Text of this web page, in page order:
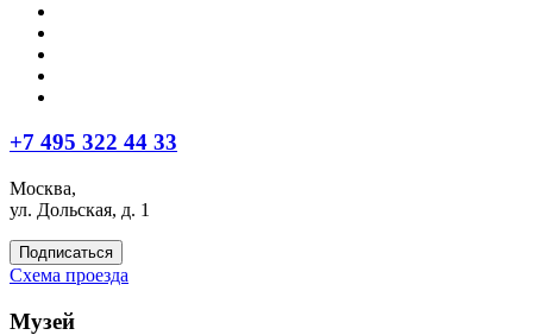
+7 495 322 44 33
Москва,
ул. Дольская, д. 1
Подписаться
Схема проезда
Музей